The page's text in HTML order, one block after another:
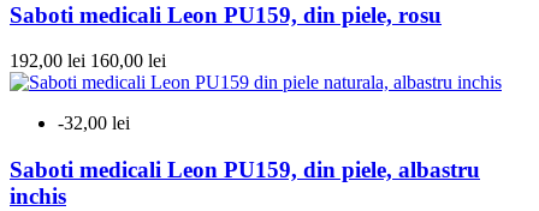
Saboti medicali Leon PU159, din piele, rosu
192,00 lei 160,00 lei
-32,00 lei
Saboti medicali Leon PU159, din piele, albastru
inchis